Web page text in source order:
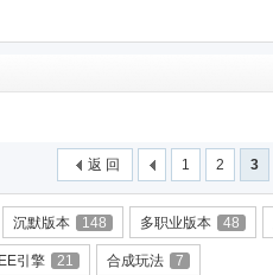
1 2 3
返 回
沉默版本 148 多职业版本 48
引擎 21 合成玩法 7